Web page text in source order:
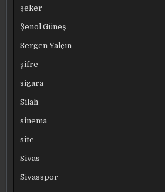
şeker
Şenol Güneş
Sergen Yalçın
şifre
sigara
Silah
sinema
site
Sivas
Sivasspor